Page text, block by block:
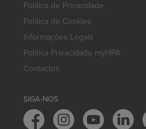
Política de Privacidade
Política de Cookies
Informações Legais
Politica Privacidade myHPA
Contactos
SIGA-NOS